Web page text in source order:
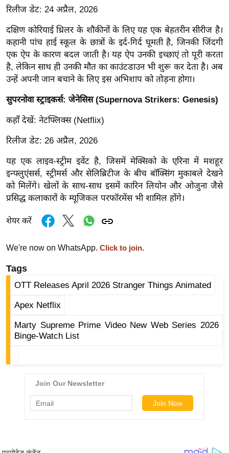
हॉ
ली
वु
ड
फि
ल्म
मी
क्षा
B
e
a
k
i
w
s
इ
फ
स्टा
टी
रिलीज डेट: 24 अप्रैल, 2026
दक्षिण कोरियाई थ्रिलर के शौकीनों के लिए यह एक बेहतरीन सीरीज है।
कहानी पांच हाई स्कूल के छात्रों के इर्द-गिर्द घूमती है, जिनकी जिंदगी
एक ऐप के कारण बदल जाती है। यह ऐप उनकी इच्छाएं तो पूरी करता
है, लेकिन साथ ही उनकी मौत का काउंटडाउन भी शुरू कर देता है। अब
उन्हें अपनी जान बचाने के लिए इस अभिशाप को तोड़ना होगा।
सुपरनोवा स्ट्राइकर्स: जेनेसिस (Supernova Strikers: Genesis)
कहाँ देखें: नेटफ्लिक्स (Netflix)
रिलीज डेट: 26 अप्रैल, 2026
यह एक लाइव-स्ट्रीम इवेंट है, जिसमें मेक्सिको के एरिना में मशहूर
इन्फ्लुएंसर्स, स्ट्रीमर्स और सेलिब्रिटीज के बीच बॉक्सिंग मुकाबले देखने
को मिलेंगे। खेलों के साथ-साथ इसमें कारिन लियोन और ओजुना जैसे
प्रसिद्ध कलाकारों के म्यूजिकल परफॉरमेंस भी शामिल होंगे।
शेयर करें
We're now on WhatsApp. Click to join.
Tags
OTT Releases April 2026 Stranger Things Animated
Apex Netflix
Marty Supreme Prime Video New Web Series 2026
Binge-Watch List